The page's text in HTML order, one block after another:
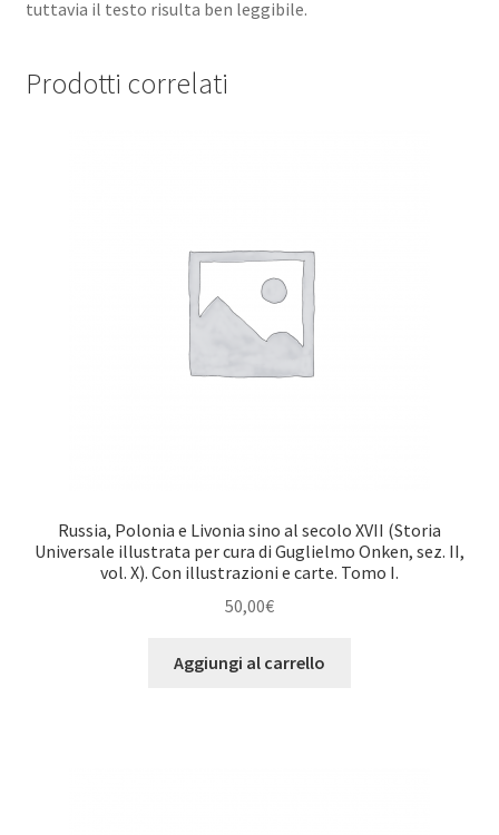
tuttavia il testo risulta ben leggibile.
Prodotti correlati
Russia, Polonia e Livonia sino al secolo XVII (Storia
Universale illustrata per cura di Guglielmo Onken, sez. II,
vol. X). Con illustrazioni e carte. Tomo I.
50,00€
Aggiungi al carrello